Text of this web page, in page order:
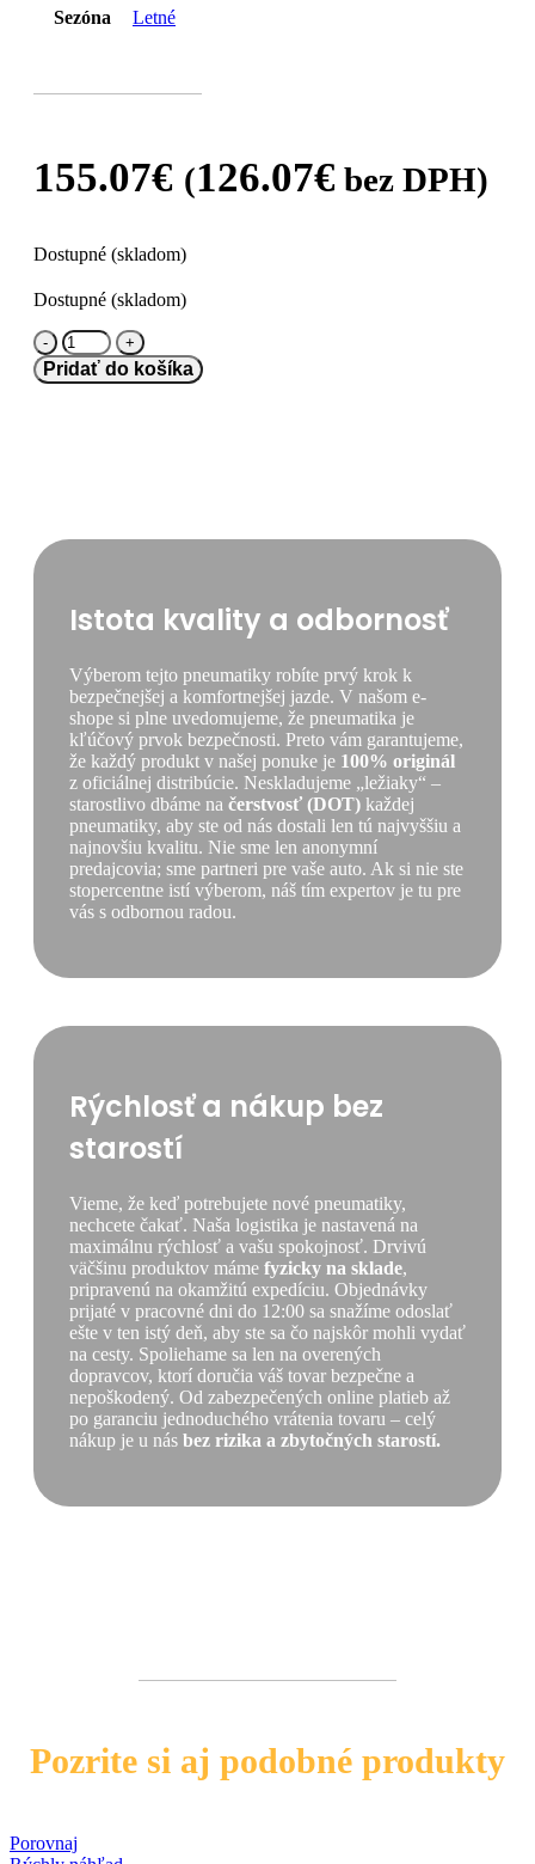
Sezóna Letné
155.07€ (126.07€ bez DPH)
Dostupné (skladom)
Dostupné (skladom)
množstvo
Bridgestone
225/70
Pridať do košíka
Istota kvality a odbornosť
Výberom tejto pneumatiky robíte prvý krok k
bezpečnejšej a komfortnejšej jazde. V našom e-
shope si plne uvedomujeme, že pneumatika je
kľúčový prvok bezpečnosti. Preto vám garantujeme,
že každý produkt v našej ponuke je 100% originál
z oficiálnej distribúcie. Neskladujeme „ležiaky“ –
starostlivo dbáme na čerstvosť (DOT) každej
pneumatiky, aby ste od nás dostali len tú najvyššiu a
najnovšiu kvalitu. Nie sme len anonymní
predajcovia; sme partneri pre vaše auto. Ak si nie ste
stopercentne istí výberom, náš tím expertov je tu pre
vás s odbornou radou.
Rýchlosť a nákup bez
starostí
Vieme, že keď potrebujete nové pneumatiky,
nechcete čakať. Naša logistika je nastavená na
maximálnu rýchlosť a vašu spokojnosť. Drvivú
väčšinu produktov máme fyzicky na sklade,
pripravenú na okamžitú expedíciu. Objednávky
prijaté v pracovné dni do 12:00 sa snažíme odoslať
ešte v ten istý deň, aby ste sa čo najskôr mohli vydať
na cesty. Spoliehame sa len na overených
dopravcov, ktorí doručia váš tovar bezpečne a
nepoškodený. Od zabezpečených online platieb až
po garanciu jednoduchého vrátenia tovaru – celý
nákup je u nás bez rizika a zbytočných starostí.
Pozrite si aj podobné produkty
Porovnaj